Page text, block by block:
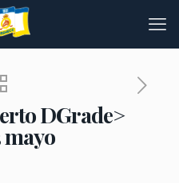
DGrade>
mayo